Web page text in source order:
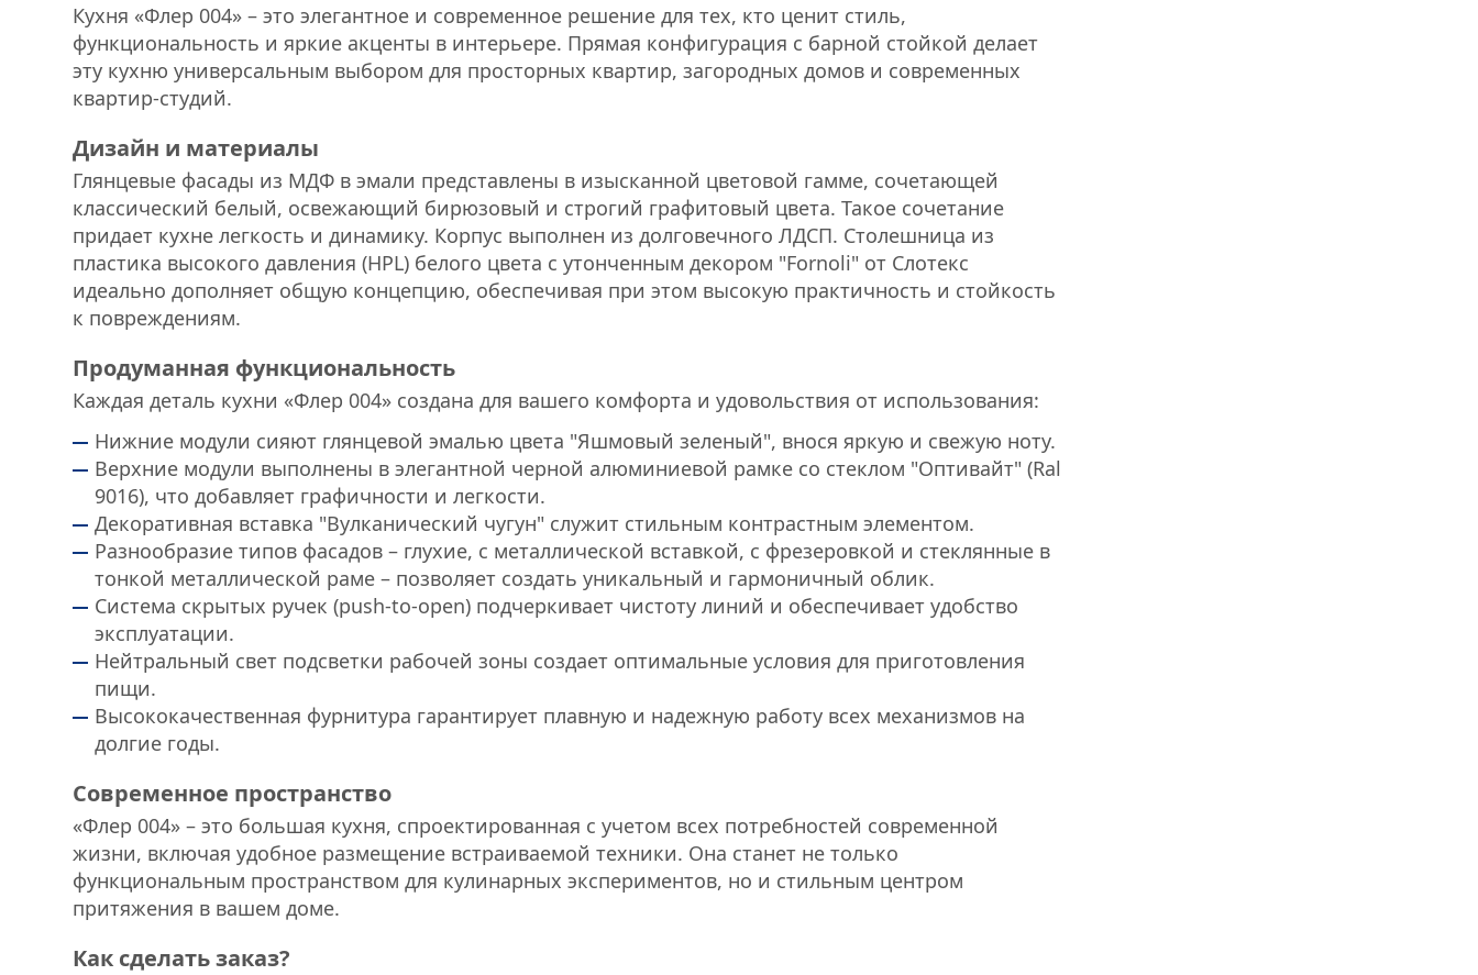
Кухня «Флер 004» – это элегантное и современное решение для тех, кто ценит стиль,
функциональность и яркие акценты в интерьере. Прямая конфигурация с барной стойкой делает
эту кухню универсальным выбором для просторных квартир, загородных домов и современных
квартир-студий.
Дизайн и материалы
Глянцевые фасады из МДФ в эмали представлены в изысканной цветовой гамме, сочетающей
классический белый, освежающий бирюзовый и строгий графитовый цвета. Такое сочетание
придает кухне легкость и динамику. Корпус выполнен из долговечного ЛДСП. Столешница из
пластика высокого давления (HPL) белого цвета с утонченным декором "Fornoli" от Слотекс
идеально дополняет общую концепцию, обеспечивая при этом высокую практичность и стойкость
к повреждениям.
Продуманная функциональность
Каждая деталь кухни «Флер 004» создана для вашего комфорта и удовольствия от использования:
Нижние модули сияют глянцевой эмалью цвета "Яшмовый зеленый", внося яркую и свежую ноту.
Верхние модули выполнены в элегантной черной алюминиевой рамке со стеклом "Оптивайт" (Ral
9016), что добавляет графичности и легкости.
Декоративная вставка "Вулканический чугун" служит стильным контрастным элементом.
Разнообразие типов фасадов – глухие, с металлической вставкой, с фрезеровкой и стеклянные в
тонкой металлической раме – позволяет создать уникальный и гармоничный облик.
Система скрытых ручек (push-to-open) подчеркивает чистоту линий и обеспечивает удобство
эксплуатации.
Нейтральный свет подсветки рабочей зоны создает оптимальные условия для приготовления
пищи.
Высококачественная фурнитура гарантирует плавную и надежную работу всех механизмов на
долгие годы.
Современное пространство
«Флер 004» – это большая кухня, спроектированная с учетом всех потребностей современной
жизни, включая удобное размещение встраиваемой техники. Она станет не только
функциональным пространством для кулинарных экспериментов, но и стильным центром
притяжения в вашем доме.
Как сделать заказ?